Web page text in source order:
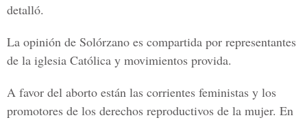
detalló.
La opinión de Solórzano es compartida por representantes
de la iglesia Católica y movimientos provida.
A favor del aborto están las corrientes feministas y los
promotores de los derechos reproductivos de la mujer. En